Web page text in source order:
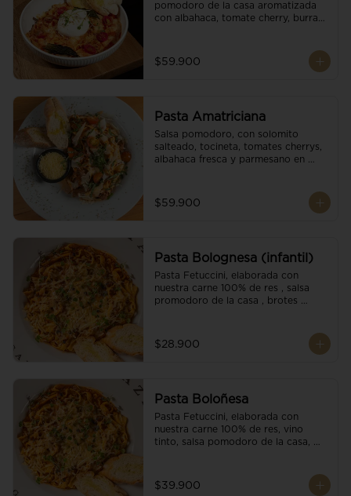
pomodoro de la casa aromatizada
con albahaca, tomate cherry, burrata
$59.900
Pasta Amatriciana
Salsa pomodoro, con solomito
salteado, tocineta, tomates cherrys,
albahaca fresca y parmesano en
$59.900
Pasta Bolognesa (infantil)
Pasta Fetuccini, elaborada con
nuestra carne 100% de res , salsa
promodoro de la casa , brotes
$28.900
Pasta Boloñesa
Pasta Fetuccini, elaborada con
nuestra carne 100% de res, vino
tinto, salsa pomodoro de la casa,
$39.900